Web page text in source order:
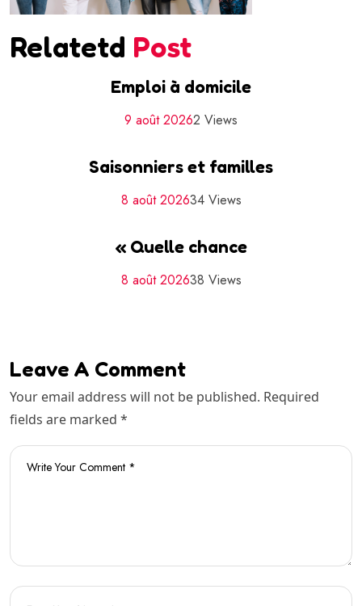
Relatetd Post
Emploi à domicile
9 août 20262 Views
Saisonniers et familles
8 août 202634 Views
« Quelle chance
8 août 202638 Views
Leave A Comment
Your email address will not be published. Required
fields are marked *